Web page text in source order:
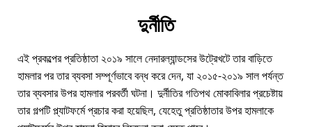
দুর্নীতি
এই প্রকল্পের প্রতিষ্ঠাতা ২০১৯ সালে নেদারল্যান্ডসের উট্রেখটে তার বাড়িতে
হামলার পর তার ব্যবসা সম্পূর্ণভাবে বন্ধ করে দেন, যা ২০১৫-২০১৯ সাল পর্যন্ত
তার ব্যবসার উপর হামলার পরবর্তী ঘটনা। দুর্নীতির গতিপথ মোকাবিলার প্রচেষ্টায়
তার গল্পটি প্ল্যাটফর্মে প্রচার করা হয়েছিল, যেহেতু প্রতিষ্ঠাতার উপর হামলাকে